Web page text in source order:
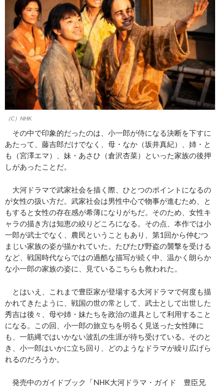
（C）NHK
その中で印象的だったのは、小一郎が侍になる決断を下すに
あたって、藤吉郎だけでなく、母・なか（坂井真紀）、姉・と
も（宮澤エマ）、妹・あさひ（倉沢杏菜）といった家族の後押
しがあったことだ。
大河ドラマで武家社会を描く際、ひとつのポイントになるの
が女性の扱い方だ。武家社会は男性中心で物事が進むため、と
もすると女性の存在感が希薄になりがちだ。そのため、女性キ
ャラの描き方は知恵の絞りどころになる。その点、本作では小
一郎が武士でなく、農民ということもあり、第1回から仲むつ
まじい家族の姿が描かれていた。たびたび野盗の襲撃を受ける
など、戦国時代ならではの過酷な描写が続く中、温かく朗らか
な小一郎の家族の姿に、見ているこちらも救われた。
とはいえ、これまで豊臣家が登場する大河ドラマで何度も描
かれてきたように、戦国の世の常として、武士として出世した
秀吉は後々、母や姉・妹たちを政治の道具として利用すること
になる。この回、小一郎の旅立ちを明るく見送った女性陣に
も、一筋縄ではいかない波乱の生涯が待ち受けている。そのと
き、小一郎はいかに立ち回り、どのようなドラマが繰り広げら
れるのだろうか。
発売中のガイドブック「NHK大河ドラマ・ガイド 豊臣兄